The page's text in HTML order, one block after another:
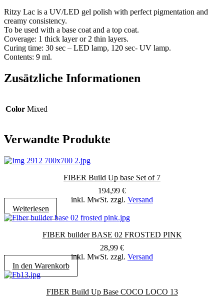
Ritzy Lac is a UV/LED gel polish with perfect pigmentation and
creamy consistency.
To be used with a base coat and a top coat.
Coverage: 1 thick layer or 2 thin layers.
Curing time: 30 sec – LED lamp, 120 sec- UV lamp.
Contents: 9 ml.
Zusätzliche Informationen
Color Mixed
Verwandte Produkte
FIBER Build Up base Set of 7
194,99 €
inkl. MwSt. zzgl. Versand
Weiterlesen
FIBER builder BASE 02 FROSTED PINK
28,99 €
inkl. MwSt. zzgl. Versand
In den Warenkorb
FIBER Build Up Base COCO LOCO 13